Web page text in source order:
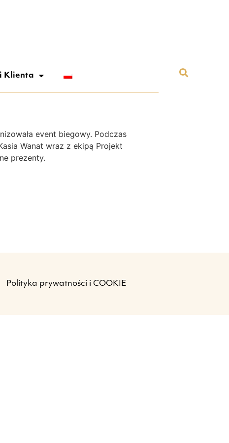
Klienta
event biegowy. Podczas
Wanat wraz z ekipą Projekt
prezenty.
Polityka prywatności i COOKIE